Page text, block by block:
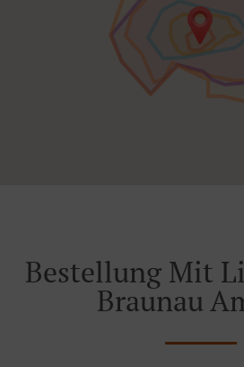
Bestellung Mit
Braunau